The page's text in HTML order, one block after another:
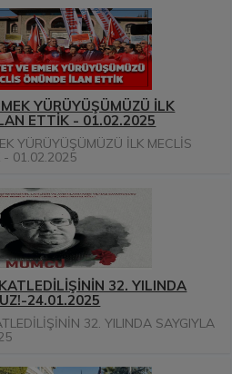
YÜRÜYÜŞÜMÜZÜ İLK
ETTİK - 01.02.2025
YÜRÜYÜŞÜMÜZÜ İLK MECLİS
- 01.02.2025
32. YILINDA
24.01.2025
32. YILINDA SAYGIYLA